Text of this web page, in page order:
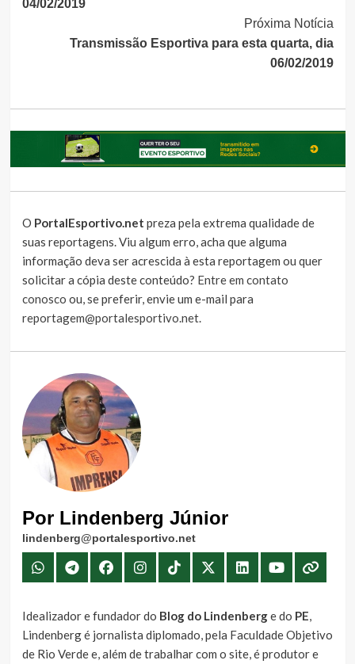
04/02/2019
Próxima Notícia
Transmissão Esportiva para esta quarta, dia
06/02/2019
O PortalEsportivo.net preza pela extrema qualidade de
suas reportagens. Viu algum erro, acha que alguma
informação deva ser acrescida à esta reportagem ou quer
solicitar a cópia deste conteúdo? Entre em contato
conosco ou, se preferir, envie um e-mail para
reportagem@portalesportivo.net.
Por Lindenberg Júnior
lindenberg@portalesportivo.net
Idealizador e fundador do Blog do Lindenberge do PE,
Lindenberg é jornalista diplomado, pela Faculdade Objetivo
de Rio Verde e, além de trabalhar com o site, é produtor e